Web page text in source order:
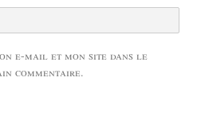
e-mail et mon site dans le
commentaire.